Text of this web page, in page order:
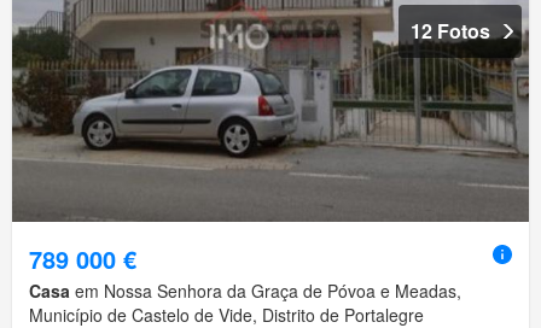
12 Fotos
789 000 €
Casa em Nossa Senhora da Graça de Póvoa e Meadas,
Município de Castelo de Vide, Distrito de Portalegre